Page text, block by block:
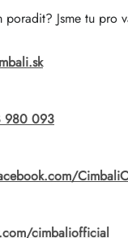
poradit? Jsme tu pro
980 093
cimbaliofficial